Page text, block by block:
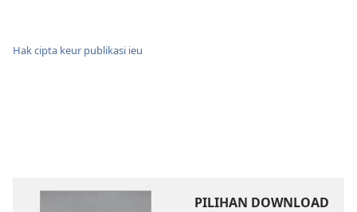
Hak cipta keur publikasi ieu
PILIHAN DOWNLOAD